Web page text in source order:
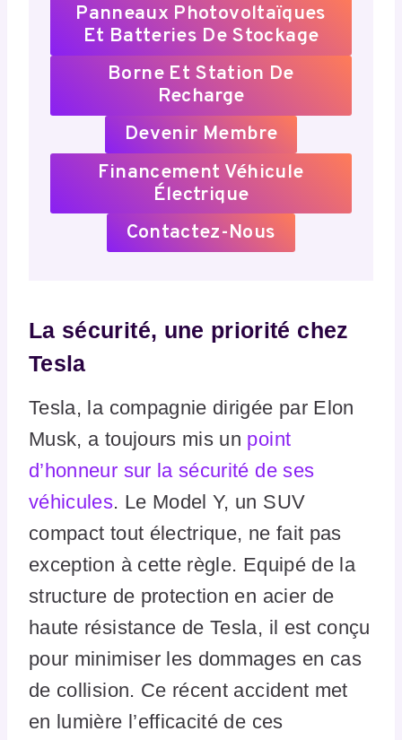
Panneaux Photovoltaïques
Et Batteries De Stockage
Borne Et Station De
Recharge
Devenir Membre
Financement Véhicule
Électrique
Contactez-Nous
La sécurité, une priorité chez
Tesla
Tesla, la compagnie dirigée par Elon
Musk, a toujours mis un point
d’honneur sur la sécurité de ses
véhicules. Le Model Y, un SUV
compact tout électrique, ne fait pas
exception à cette règle. Equipé de la
structure de protection en acier de
haute résistance de Tesla, il est conçu
pour minimiser les dommages en cas
de collision. Ce récent accident met
en lumière l’efficacité de ces